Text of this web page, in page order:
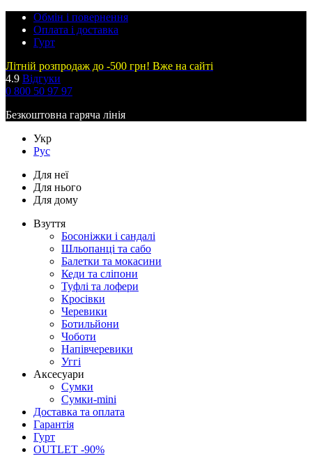
Обмін і повернення
Оплата і доставка
Гурт
Літній розпродаж до -500 грн! Вже на сайті
4.9 Відгуки
0 800 50 97 97
Безкоштовна гаряча лінія
Укр
Рус
Для неї
Для нього
Для дому
Взуття
Босоніжки і сандалі
Шльопанці та сабо
Балетки та мокасини
Кеди та сліпони
Туфлі та лофери
Кросівки
Черевики
Ботильйони
Чоботи
Напівчеревики
Уггі
Аксесуари
Сумки
Сумки-mini
Доставка та оплата
Гарантія
Гурт
OUTLET -90%